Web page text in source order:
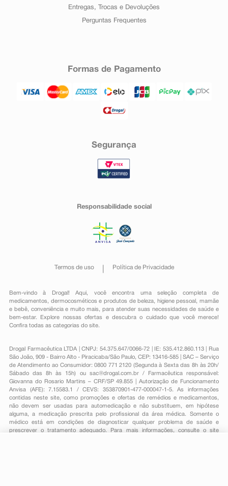
Entregas, Trocas e Devoluções
Perguntas Frequentes
Formas de Pagamento
Segurança
Responsabilidade social
Termos de uso Política de Privacidade
Bem-vindo à Drogal! Aqui, você encontra uma seleção completa de
medicamentos , dermocosméticos e produtos de beleza, higiene pessoal ,mamãe
e bebê, conveniênciae muito mais, para atender suas necessidades de saúde e
bem-estar. Explore nossas ofertas e descubra o cuidado que você merece!
Confira todas as categorias do site.
Drogal Farmacêutica LTDA | CNPJ: 54.375.647/0066-72 | IE: 535.412.860.113 | Rua
São João, 909 - Bairro Alto - Piracicaba/São Paulo, CEP: 13416-585 | SAC – Serviço
de Atendimento ao Consumidor: 0800 771 2120 (Segunda à Sexta das 8h às 20h/
Sábado das 8h às 15h) ou sac@drogal.com.br/ Farmacêutica responsável:
Giovanna do Rosario Martins – CRF/SP 49.855 | Autorização de Funcionamento
Anvisa (AFE): 7.15583.1 / CEVS: 353870901-477-000047-1-5. As informações
contidas neste site, como promoções e ofertas de remédios e medicamentos,
não devem ser usadas para automedicação e não substituem, em hipótese
alguma, a medicação prescrita pelo profissional da área médica. Somente o
médico está em condições de diagnosticar qualquer problema de saúde e
prescrever o tratamento adequado. Para mais informações, consulte o site